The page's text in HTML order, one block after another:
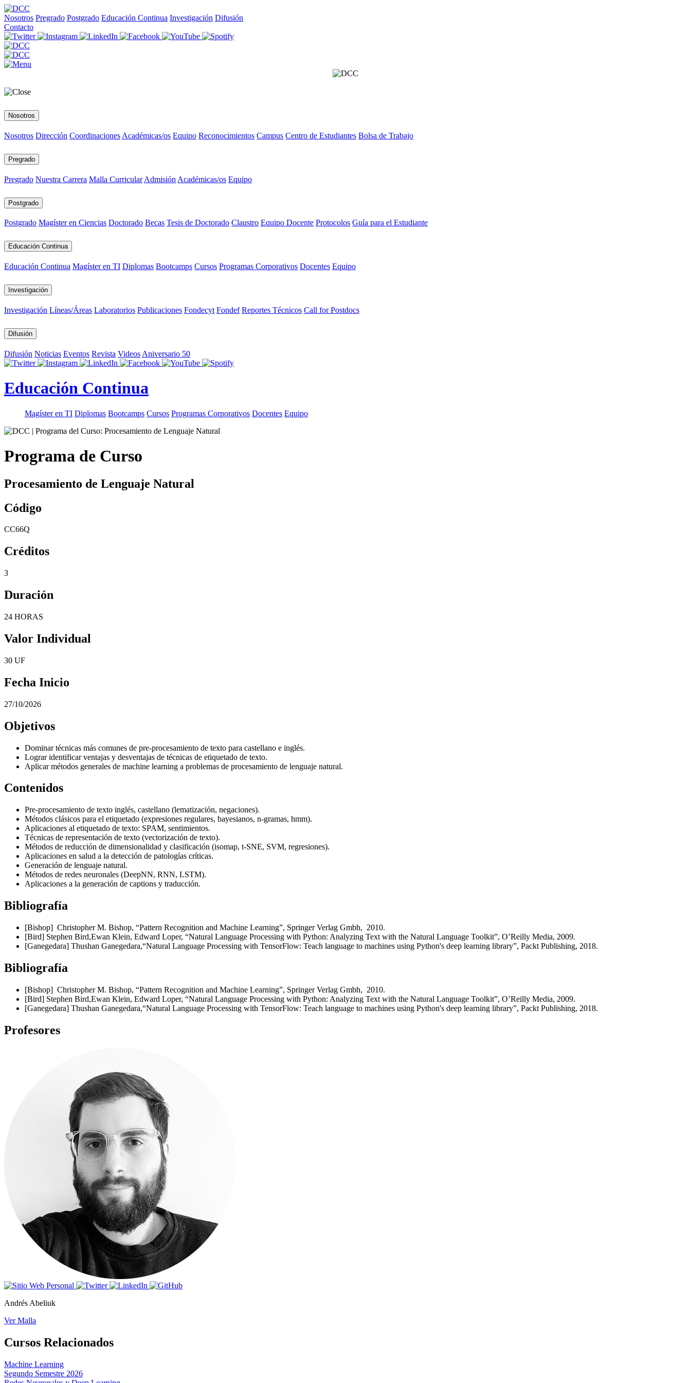
Nosotros Pregrado Postgrado Educación Continua Investigación Difusión
Contacto
Nosotros
Nosotros Dirección Coordinaciones Académicas/os Equipo Reconocimientos Campus Centro de Estudiantes Bolsa de Trabajo
Pregrado
Pregrado Nuestra Carrera Malla Curricular Admisión Académicas/os Equipo
Postgrado
Postgrado Magíster en Ciencias Doctorado Becas Tesis de Doctorado Claustro Equipo Docente Protocolos Guía para el Estudiante
Educación Continua
Educación Continua Magíster en TI Diplomas Bootcamps Cursos Programas Corporativos Docentes Equipo
Investigación
Investigación Líneas/Áreas Laboratorios Publicaciones Fondecyt Fondef Reportes Técnicos Call for Postdocs
Difusión
Difusión Noticias Eventos Revista Videos Aniversario 50
Educación Continua
Magíster en TI Diplomas Bootcamps Cursos Programas Corporativos Docentes Equipo
Programa de Curso
Procesamiento de Lenguaje Natural
Código
CC66Q
Créditos
3
Duración
24 HORAS
Valor Individual
30 UF
Fecha Inicio
27/10/2026
Objetivos
Dominar técnicas más comunes de pre-procesamiento de texto para castellano e inglés.
Lograr identificar ventajas y desventajas de técnicas de etiquetado de texto.
Aplicar métodos generales de machine learning a problemas de procesamiento de lenguaje natural.
Contenidos
Pre-procesamiento de texto inglés, castellano (lematización, negaciones).
Métodos clásicos para el etiquetado (expresiones regulares, bayesianos, n-gramas, hmm).
Aplicaciones al etiquetado de texto: SPAM, sentimientos.
Técnicas de representación de texto (vectorización de texto).
Métodos de reducción de dimensionalidad y clasificación (isomap, t-SNE, SVM, regresiones).
Aplicaciones en salud a la detección de patologías críticas.
Generación de lenguaje natural.
Métodos de redes neuronales (DeepNN, RNN, LSTM).
Aplicaciones a la generación de captions y traducción.
Bibliografía
[Bishop] Christopher M. Bishop, “Pattern Recognition and Machine Learning”, Springer Verlag Gmbh, 2010.
[Bird] Stephen Bird,Ewan Klein, Edward Loper, “Natural Language Processing with Python: Analyzing Text with the Natural Language Toolkit”, O’Reilly Media, 2009.
[Ganegedara] Thushan Ganegedara,“Natural Language Processing with TensorFlow: Teach language to machines using Python's deep learning library”, Packt Publishing, 2018.
Bibliografía
[Bishop] Christopher M. Bishop, “Pattern Recognition and Machine Learning”, Springer Verlag Gmbh, 2010.
[Bird] Stephen Bird,Ewan Klein, Edward Loper, “Natural Language Processing with Python: Analyzing Text with the Natural Language Toolkit”, O’Reilly Media, 2009.
[Ganegedara] Thushan Ganegedara,“Natural Language Processing with TensorFlow: Teach language to machines using Python's deep learning library”, Packt Publishing, 2018.
Profesores
Andrés Abeliuk
Ver Malla
Cursos Relacionados
Machine Learning
Segundo Semestre 2026